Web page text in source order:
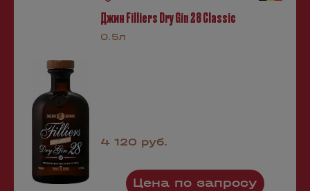
Джин Filliers Dry Gin 28 Classic
0.5л
4 120 руб.
Цена по запросу